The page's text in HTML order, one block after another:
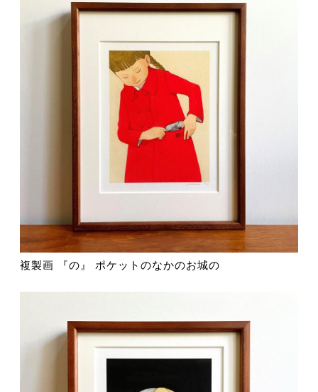
複製画 『の』 ポケットのなかのお城の